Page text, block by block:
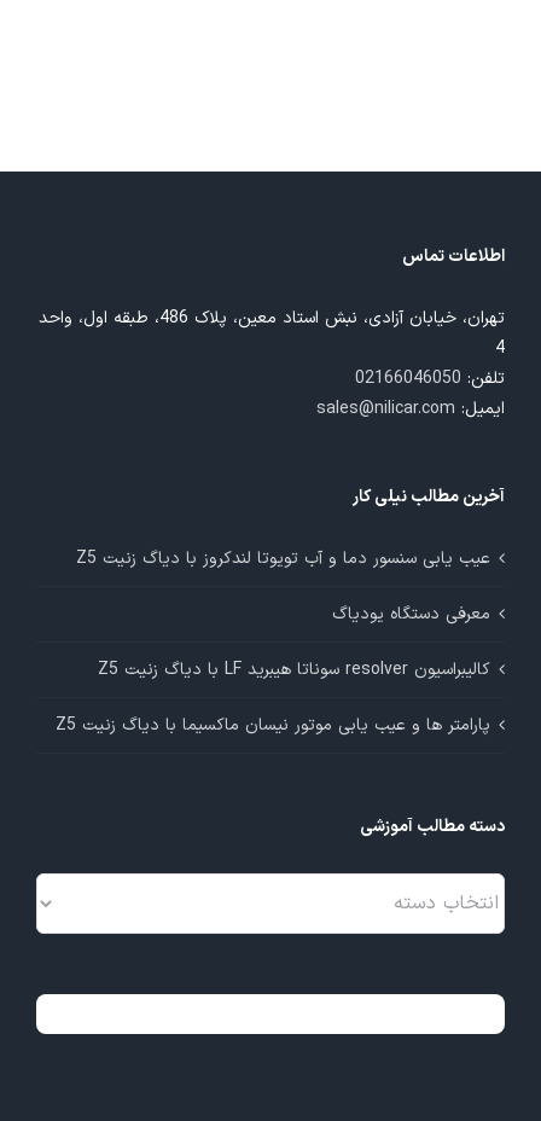
اطلاعات تماس
تهران، خیابان آزادی، نبش استاد معین، پلاک 486، طبقه اول، واحد
4
تلفن: 02166046050
ایمیل: sales@nilicar.com
آخرین مطالب نیلی کار
عیب یابی سنسور دما و آب تویوتا لندکروز با دیاگ زنیت Z5
معرفی دستگاه یودیاگ
کالیبراسیون resolver سوناتا هیبرید LF با دیاگ زنیت Z5
پارامتر ها و عیب یابی موتور نیسان ماکسیما با دیاگ زنیت Z5
دسته مطالب آموزشی
دسته
مطالب